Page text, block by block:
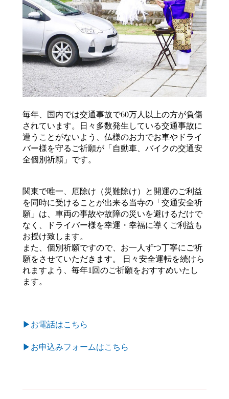
毎年、国内では交通事故で60万人以上の方が負傷
されています。日々多数発生している交通事故に
遭うことがないよう、仏様のお力でお車やドライ
バー様を守るご祈願が「自動車、バイクの交通安
全個別祈願」です。
関東で唯一、厄除け（災難除け）と開運のご利益
を同時に受けることが出来る当寺の「交通安全祈
願」は、車両の事故や故障の災いを避けるだけで
なく、ドライバー様を幸運・幸福に導くご利益も
お授け致します。
また、個別祈願ですので、お一人ずつ丁寧にご祈
願をさせていただきます。 日々安全運転を続けら
れますよう、毎年1回のご祈願をおすすめいたし
ます。
▶お電話はこちら
▶お申込みフォームはこちら